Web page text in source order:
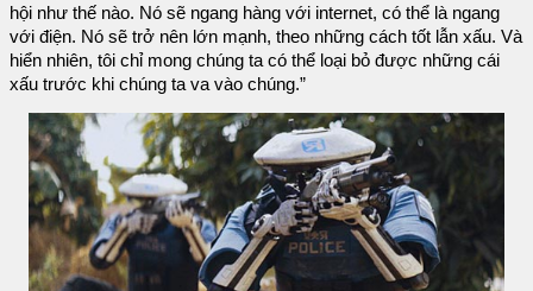
hội như thế nào. Nó sẽ ngang hàng với internet, có thể là ngang
với điện. Nó sẽ trở nên lớn mạnh, theo những cách tốt lẫn xấu. Và
hiển nhiên, tôi chỉ mong chúng ta có thể loại bỏ được những cái
xấu trước khi chúng ta va vào chúng.”